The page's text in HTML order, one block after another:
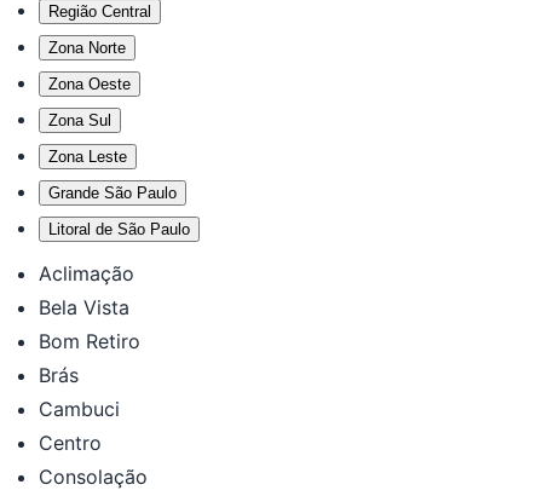
Região Central
Zona Norte
Zona Oeste
Zona Sul
Zona Leste
Grande São Paulo
Litoral de São Paulo
Aclimação
Bela Vista
Bom Retiro
Brás
Cambuci
Centro
Consolação